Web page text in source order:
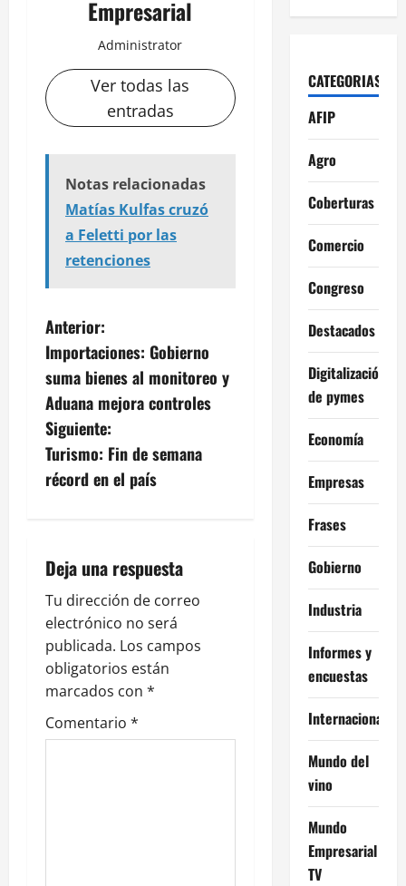
Empresarial
Administrator
Ver todas las
entradas
Notas relacionadas
Matías Kulfas cruzó
a Feletti por las
retenciones
N
a
v
e
g
c
i
ó
n
d
e
Anterior:
Importaciones: Gobierno
suma bienes al monitoreo y
Aduana mejora controles
Siguiente:
Turismo: Fin de semana
récord en el país
Deja una respuesta
Tu dirección de correo
electrónico no será
publicada. Los campos
obligatorios están
marcados con *
Comentario *
CATEGORIAS
AFIP
Agro
Coberturas
Comercio
Congreso
Destacados
Digitalización
de pymes
Economía
Empresas
Frases
Gobierno
Industria
Informes y
encuestas
Internacional
Mundo del
vino
Mundo
Empresarial
TV